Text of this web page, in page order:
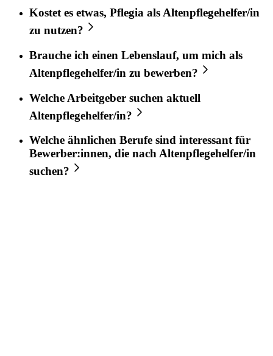
Kostet es etwas, Pflegia alsAltenpflegehelfer/in
zu nutzen?
Brauche ich einen Lebenslauf, um mich als
Altenpflegehelfer/in zu bewerben?
Welche Arbeitgeber suchen aktuell
Altenpflegehelfer/in?
Welche ähnlichen Berufe sind interessant für
Bewerber:innen, die nachAltenpflegehelfer/in
suchen?